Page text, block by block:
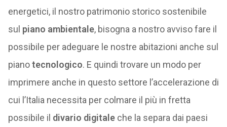
energetici, il nostro patrimonio storico sostenibile
sul piano ambientale, bisogna a nostro avviso fare il
possibile per adeguare le nostre abitazioni anche sul
pianotecnologico. E quindi trovare un modo per
imprimere anche in questo settore l’accelerazione di
cui l’Italia necessita per colmare il più in fretta
possibile il divario digitaleche la separa dai paesi